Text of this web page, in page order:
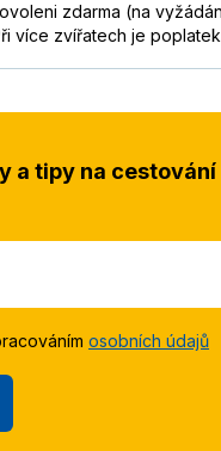
zdarma (na
více zvířatech je
a tipy na
osobních údajů